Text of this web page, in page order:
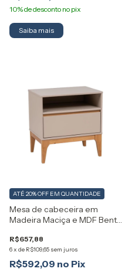
Saiba mais
Mesa de cabeceira em
Madeira Maciça e MDF Bento
R$657,88
6x de R$109,65 sem juros
ATÉ 20% OFF EM QUANTIDADE
R$592,09